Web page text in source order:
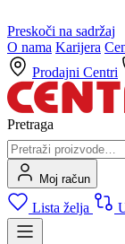
Preskoči na sadržaj
O nama Karijera
Prodajni Centri
Pretraga
Moj račun
Lista želja